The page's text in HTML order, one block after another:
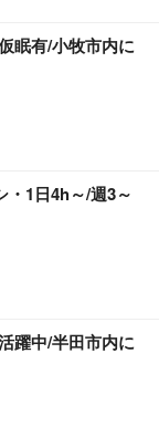
眠有/小牧市内に
・1日4h～/週3～
躍中/半田市内に